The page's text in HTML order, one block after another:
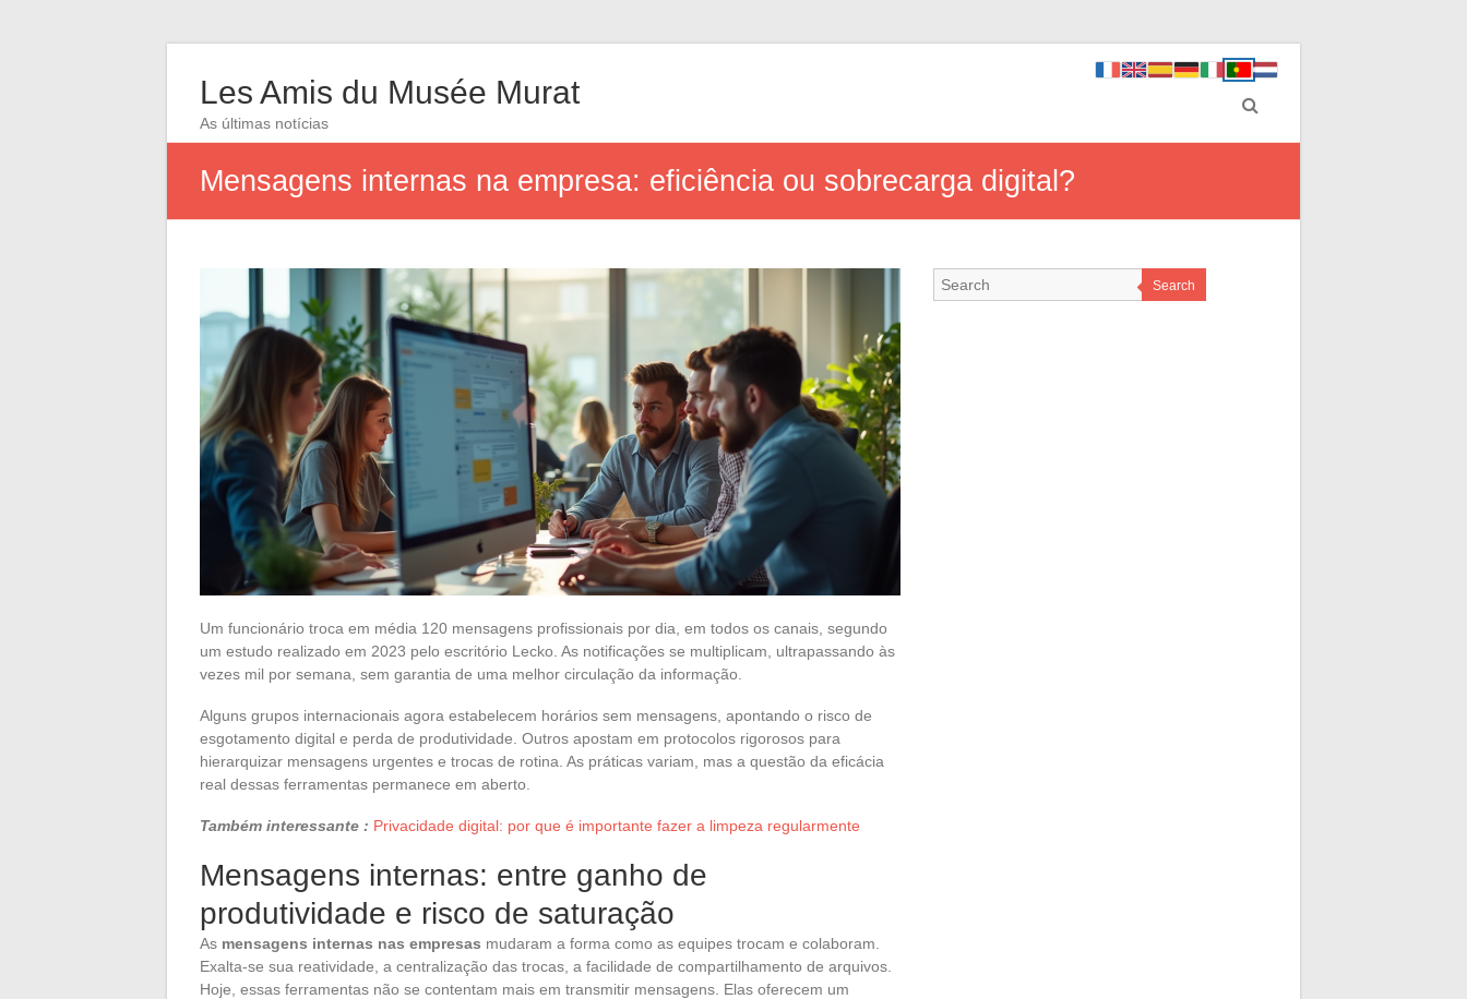
Les Amis du Musée Murat
As últimas notícias
Mensagens internas na empresa: eficiência ou sobrecarga digital?
Um funcionário troca em média 120 mensagens profissionais por dia, em todos os canais, segundo
um estudo realizado em 2023 pelo escritório Lecko. As notificações se multiplicam, ultrapassando às
vezes mil por semana, sem garantia de uma melhor circulação da informação.
Alguns grupos internacionais agora estabelecem horários sem mensagens, apontando o risco de
esgotamento digital e perda de produtividade. Outros apostam em protocolos rigorosos para
hierarquizar mensagens urgentes e trocas de rotina. As práticas variam, mas a questão da eficácia
real dessas ferramentas permanece em aberto.
Também interessante : Privacidade digital: por que é importante fazer a limpeza regularmente
Mensagens internas: entre ganho de
produtividade e risco de saturação
As mensagens internas nas empresas mudaram a forma como as equipes trocam e colaboram.
Exalta-se sua reatividade, a centralização das trocas, a facilidade de compartilhamento de arquivos.
Hoje, essas ferramentas não se contentam mais em transmitir mensagens. Elas oferecem um
Search